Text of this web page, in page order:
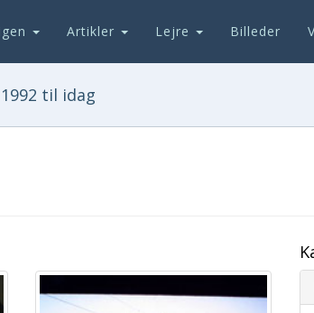
Artikler Lejre Billeder
til idag